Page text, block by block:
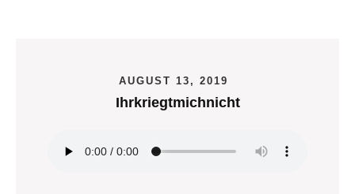
AUGUST 13, 2019
Ihrkriegtmichnicht